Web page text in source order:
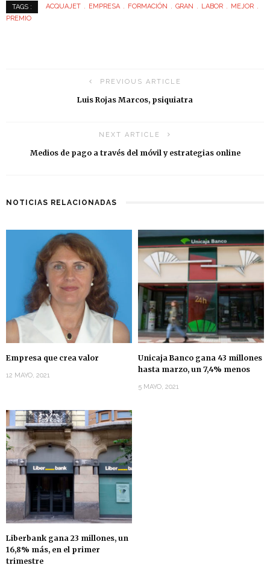
TAGS : ACQUAJET EMPRESA FORMACIÓN GRAN LABOR
MEJOR
PREMIO
PREVIOUS ARTICLE
Luis Rojas Marcos, psiquiatra
NEXT ARTICLE
Medios de pago a través del móvil y estrategias online
NOTICIAS RELACIONADAS
Empresa que crea valor
12 MAYO, 2021
Unicaja Banco gana 43 millones
hasta marzo, un 7,4% menos
5 MAYO, 2021
Liberbank gana 23 millones, un
16,8% más, en el primer
trimestre